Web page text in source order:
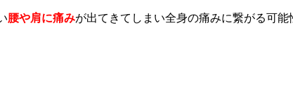
腰や肩に痛みが出てきてしまい全身の痛みに繋がる可能